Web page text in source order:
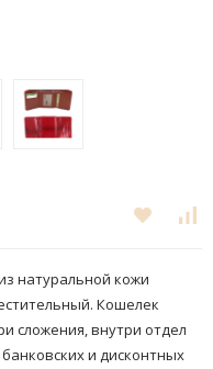
натуральной кожи
Кошелек
сложения, внутри отдел
и дисконтных